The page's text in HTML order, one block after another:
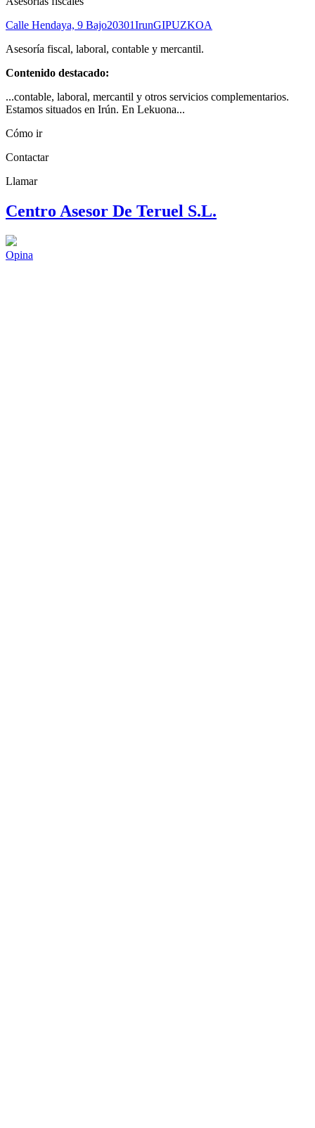
Calle Hendaya, 9 Bajo20301IrunGIPUZKOA
Asesoría fiscal, laboral, contable y mercantil.
Contenido destacado:
...contable, laboral, mercantil y otros servicios complementarios.
Estamos situados en Irún. En Lekuona...
Cómo ir
Contactar
Llamar
Centro Asesor De Teruel S.L.
Opina